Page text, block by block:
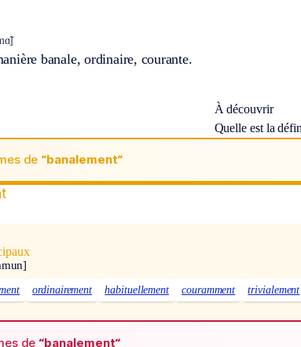
banale, ordinaire, courante.
À découvrir
Quelle est la
de “banalement“
ordinairement habituellement couramment trivialement
de “banalement“